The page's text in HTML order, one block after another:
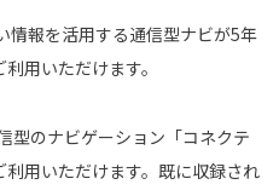
情報を活用する通信型ナビが5年
利用いただけます。
のナビゲーション「コネクテ
利用いただけます。既に収録され